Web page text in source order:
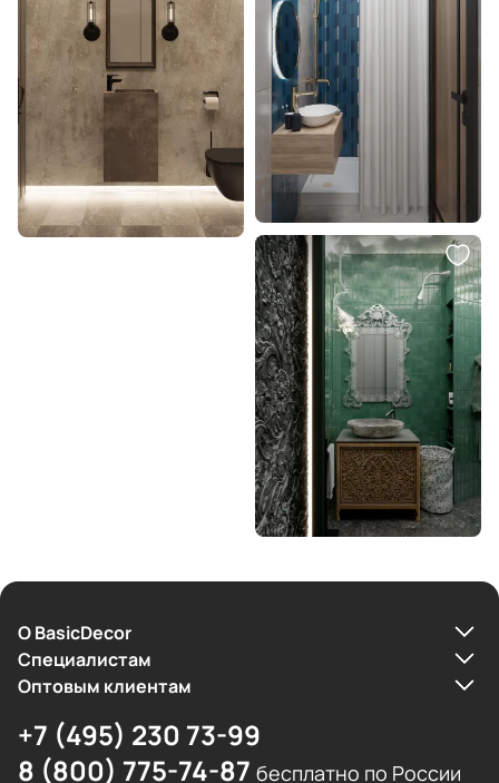
О BasicDecor
Cпециалистам
Оптовым клиентам
+7 (495) 230 73-99
8 (800) 775-74-87 бесплатно по России